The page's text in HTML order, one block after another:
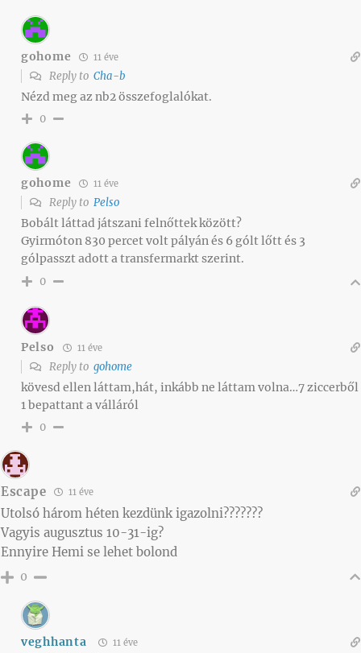
gohome 11 éve
Reply to Cha-b
Nézd meg az nb2 összefoglalókat.
0
gohome 11 éve
Reply to Pelso
Bobált láttad játszani felnőttek között?
Gyirmóton 830 percet volt pályán és 6 gólt lőtt és 3
gólpasszt adott a transfermarkt szerint.
0
Pelso 11 éve
Reply to gohome
kövesd ellen láttam,hát, inkább ne láttam volna…7 ziccerből
1 bepattant a válláról
0
Escape 11 éve
Utolsó három héten kezdünk igazolni???????
Vagyis augusztus 10-31-ig?
Ennyire Hemi se lehet bolond
0
veghhanta 11 éve